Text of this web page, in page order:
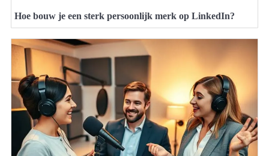
Hoe bouw je een sterk persoonlijk merk op LinkedIn?